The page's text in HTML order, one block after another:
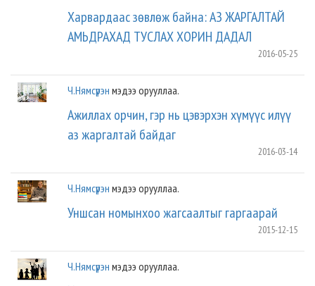
Харвардаас зөвлөж байна: АЗ ЖАРГАЛТАЙ
АМЬДРАХАД ТУСЛАХ ХОРИН ДАДАЛ
2016-05-25
Ч.Нямсүрэн мэдээ орууллаа.
Ажиллах орчин, гэр нь цэвэрхэн хүмүүс илүү
аз жаргалтай байдаг
2016-03-14
Ч.Нямсүрэн мэдээ орууллаа.
Уншсан номынхоо жагсаалтыг гаргаарай
2015-12-15
Ч.Нямсүрэн мэдээ орууллаа.